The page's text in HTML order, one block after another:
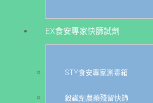
EX食安專家快篩試劑
STY食安專家測毒箱
殺蟲劑農藥殘留快篩